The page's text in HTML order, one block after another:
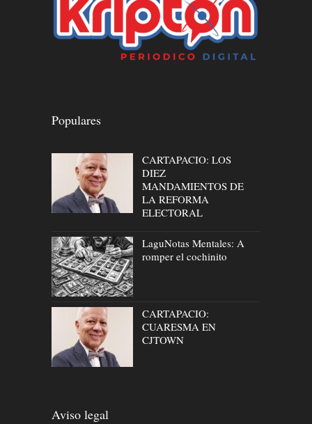
Populares
CARTAPACIO: LOS
DIEZ
MANDAMIENTOS DE
LA REFORMA
ELECTORAL
LaguNotas Mentales: A
romper el cochinito
CARTAPACIO:
CUARESMA EN
CJTOWN
Aviso legal